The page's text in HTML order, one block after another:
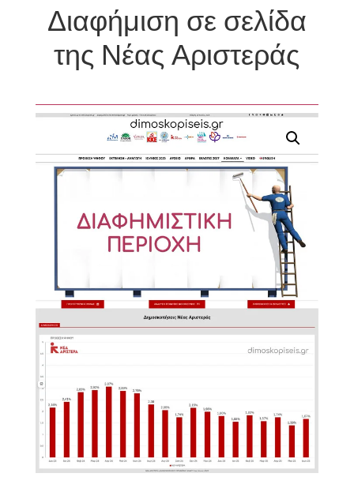
Διαφήμιση σε σελίδα
της Νέας Αριστεράς